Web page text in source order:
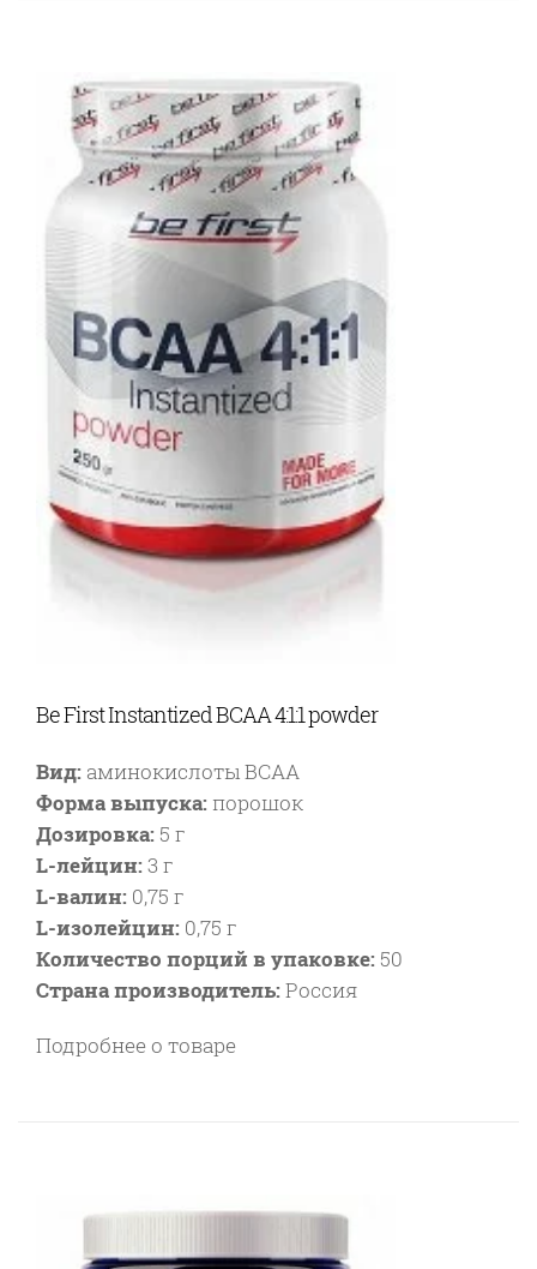
Be First Instantized BCAA 4:1:1 powder
Вид: аминокислоты BCAA
Форма выпуска: порошок
Дозировка: 5 г
L-лейцин:3 г
L-валин: 0,75 г
L-изолейцин: 0,75 г
Количество порций в упаковке: 50
Страна производитель:Россия
Подробнее о товаре